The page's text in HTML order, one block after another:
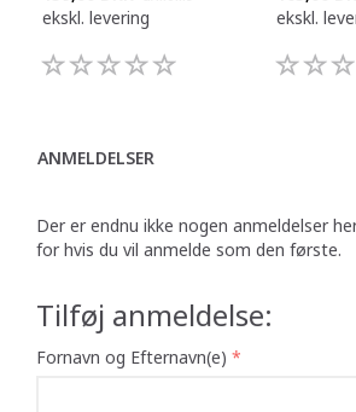
ekskl. levering ekskl.
ANMELDELSER
Der er endnu ikke nogen anmeldelser
for hvis du vil anmelde som den første.
Tilføj anmeldelse:
Fornavn og Efternavn(e)